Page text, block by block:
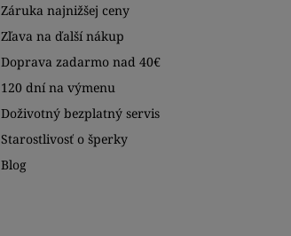
Záruka najnižšej ceny
Zľava na ďalší nákup
Doprava zadarmo nad 40€
120 dní na výmenu
Doživotný bezplatný servis
Starostlivosť o šperky
Blog